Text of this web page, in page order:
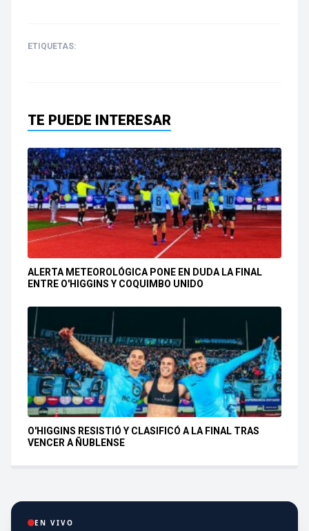
ETIQUETAS:
TE PUEDE INTERESAR
ALERTA METEOROLÓGICA PONE EN DUDA LA FINAL
ENTRE O'HIGGINS Y COQUIMBO UNIDO
O'HIGGINS RESISTIÓ Y CLASIFICÓ A LA FINAL TRAS
VENCER A ÑUBLENSE
EN VIVO